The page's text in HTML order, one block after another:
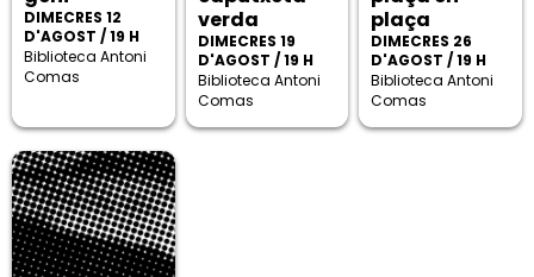
DIMECRES 12
D'AGOST / 19 H
Biblioteca Antoni
Comas
verda
DIMECRES 19
D'AGOST / 19 H
Biblioteca Antoni
Comas
plaça
DIMECRES 26
D'AGOST / 19 H
Biblioteca Antoni
Comas